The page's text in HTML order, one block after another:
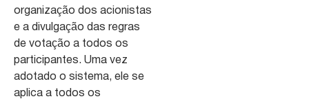
organização dos acionistas
e a divulgação das regras
de votação a todos os
participantes. Uma vez
adotado o sistema, ele se
aplica a todos os